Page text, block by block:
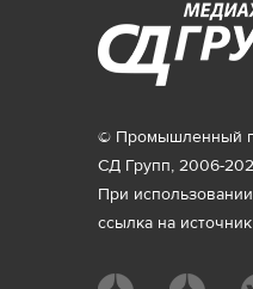
© Промышленный
СД Групп, 2006-
При
ссылка на